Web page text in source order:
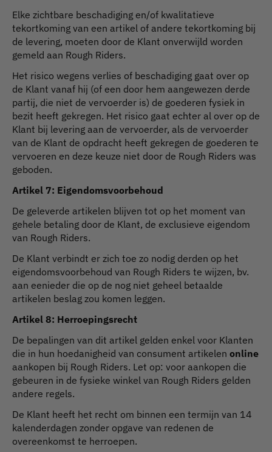
Elke zichtbare beschadiging en/of kwalitatieve
tekortkoming van een artikel of andere tekortkoming bij
de levering, moeten door de Klant onverwijld worden
gemeld aan Rough Riders.
Het risico wegens verlies of beschadiging gaat over op
de Klant vanaf hij (of een door hem aangewezen derde
partij, die niet de vervoerder is) de goederen fysiek in
bezit heeft gekregen. Het risico gaat echter al over op de
Klant bij levering aan de vervoerder, als de vervoerder
van de Klant de opdracht heeft gekregen de goederen te
vervoeren en deze keuze niet door de Rough Riders was
geboden.
Artikel 7: Eigendomsvoorbehoud
De geleverde artikelen blijven tot op het moment van
gehele betaling door de Klant, de exclusieve eigendom
van Rough Riders.
De Klant verbindt er zich toe zo nodig derden op het
eigendomsvoorbehoud van Rough Riders te wijzen, bv.
aan eenieder die op de nog niet geheel betaalde
artikelen beslag zou komen leggen.
Artikel 8: Herroepingsrecht
De bepalingen van dit artikel gelden enkel voor Klanten
die in hun hoedanigheid van consument artikelen online
aankopen bij Rough Riders. Let op: voor aankopen die
gebeuren in de fysieke winkel van Rough Riders gelden
andere regels.
De Klant heeft het recht om binnen een termijn van 14
kalenderdagen zonder opgave van redenen de
overeenkomst te herroepen.